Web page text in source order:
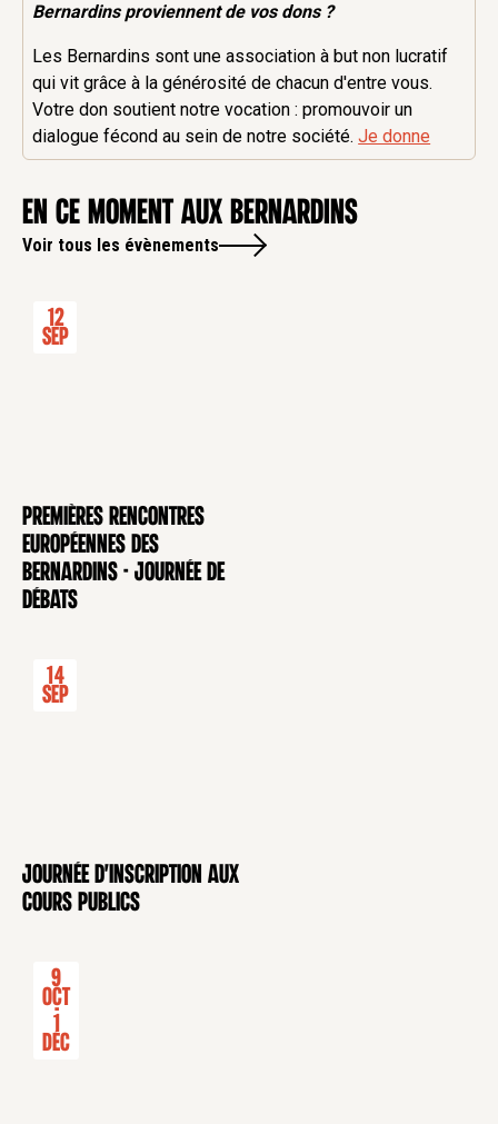
Bernardins proviennent de vos dons ?
Les Bernardins sont une association à but non lucratif
qui vit grâce à la générosité de chacun d'entre vous.
Votre don soutient notre vocation : promouvoir un
dialogue fécond au sein de notre société.Je donne
en ce moment aux Bernardins
Voir tous les évènements
CONFÉRENCE
12
Sep
Premières rencontres
européennes des
Bernardins - Journée de
débats
CONFÉRENCE
14
Sep
Journée d'inscription aux
cours publics
9
Oct
-
1
Déc